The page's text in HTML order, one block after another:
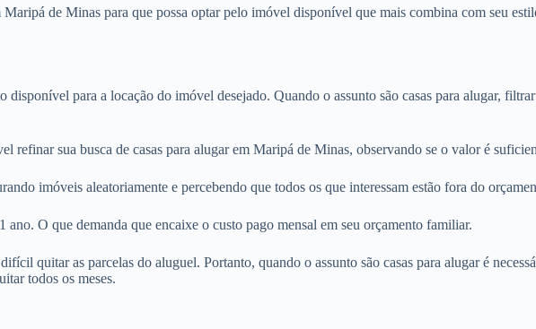
Maripá de Minas para que possa optar pelo imóvel disponível que mais combina com seu
disponível para a locação do imóvel desejado. Quando o assunto são casas para alugar,
refinar sua busca de casas para alugar em Maripá de Minas, observando se o valor é
imóveis aleatoriamente e percebendo que todos os que interessam estão fora do
O que demanda que encaixe o custo pago mensal em seu orçamento familiar.
quitar as parcelas do aluguel. Portanto, quando o assunto são casas para alugar é
todos os meses.